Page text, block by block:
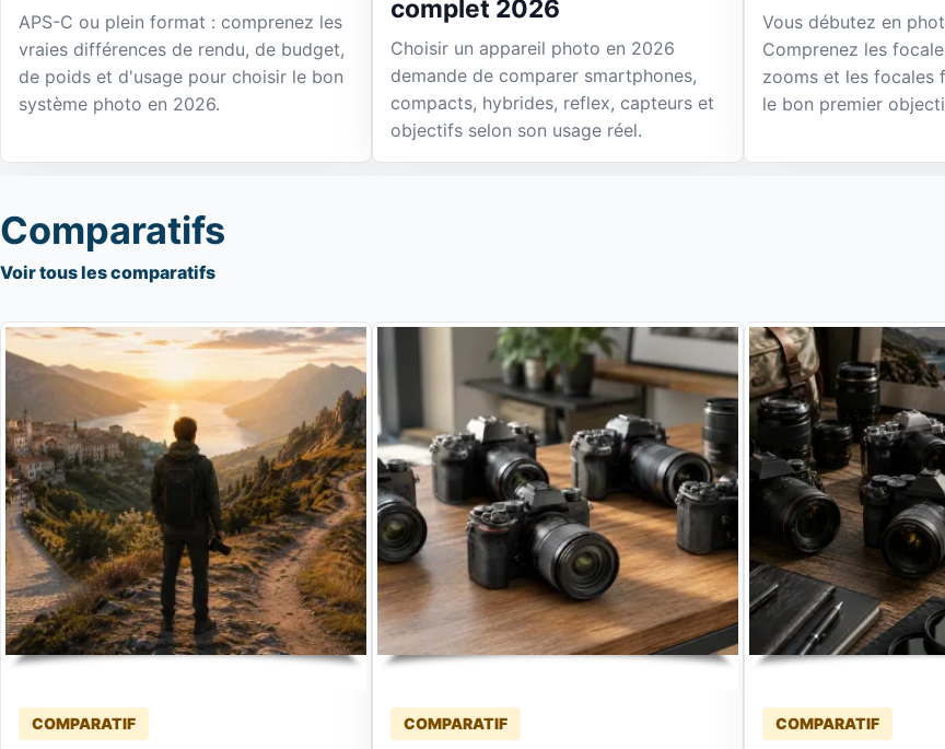
APS-C ou plein format : comprenez les
vraies différences de rendu, de budget,
de poids et d'usage pour choisir le bon
système photo en 2026.
complet 2026
Choisir un appareil photo en 2026
demande de comparer smartphones,
compacts, hybrides, reflex, capteurs et
objectifs selon son usage réel.
Vous débutez en
Comprenez les
zooms et les focales
le bon premier
Comparatifs
Voir tous les comparatifs
COMPARATIF COMPARATIF COMPARATIF